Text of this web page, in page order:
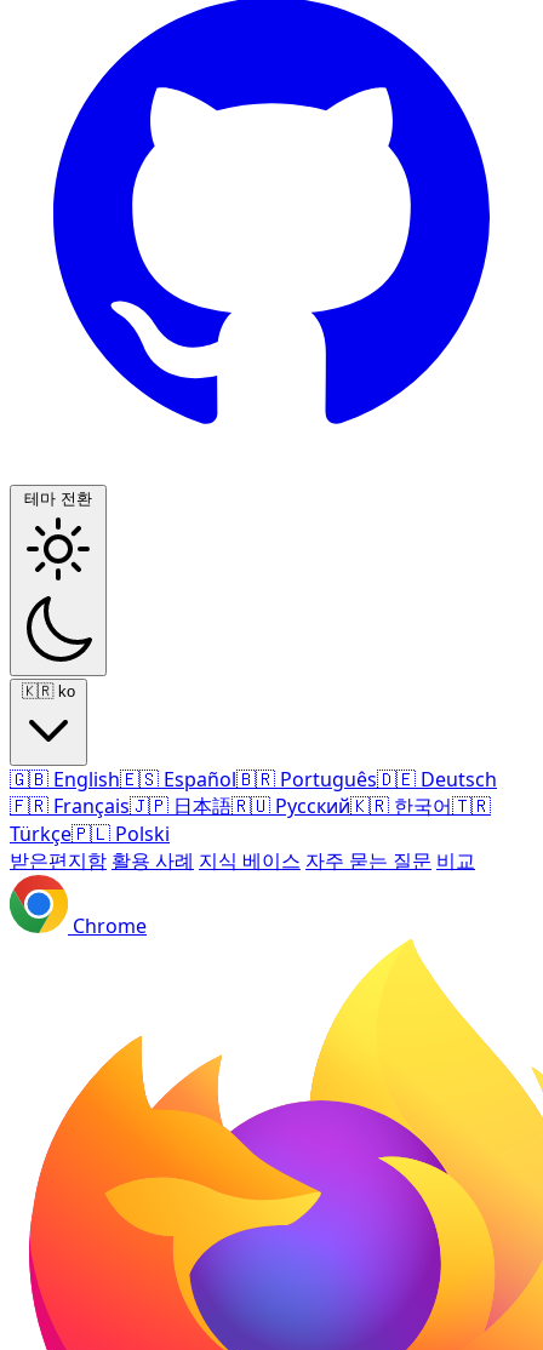
테마 전환
🇰🇷 ko
🇬🇧 English🇪🇸 Español🇧🇷 Português🇩🇪 Deutsch
🇫🇷 Français🇯🇵 日本語🇷🇺 Русский🇰🇷 한국어🇹🇷
Türkçe🇵🇱 Polski
받은편지함 활용 사례 지식 베이스 자주 묻는 질문 비교
Chrome